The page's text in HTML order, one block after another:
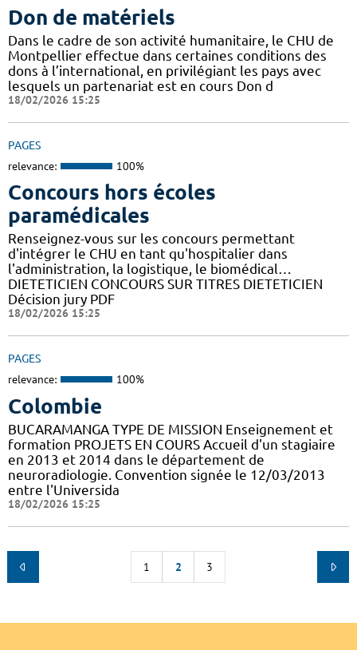
Don de matériels
Dans le cadre de son activité humanitaire, le CHU de
Montpellier effectue dans certaines conditions des
dons à l’international, en privilégiant les pays avec
lesquels un partenariat est en cours Don d
18/02/2026 15:25
PAGES
relevance: 100%
Concours hors écoles
paramédicales
Renseignez-vous sur les concours permettant
d'intégrer le CHU en tant qu'hospitalier dans
l'administration, la logistique, le biomédical…
DIETETICIEN CONCOURS SUR TITRES DIETETICIEN
Décision jury PDF
18/02/2026 15:25
PAGES
relevance: 100%
Colombie
BUCARAMANGA TYPE DE MISSION Enseignement et
formation PROJETS EN COURS Accueil d'un stagiaire
en 2013 et 2014 dans le département de
neuroradiologie. Convention signée le 12/03/2013
entre l'Universida
18/02/2026 15:25
1 2 3